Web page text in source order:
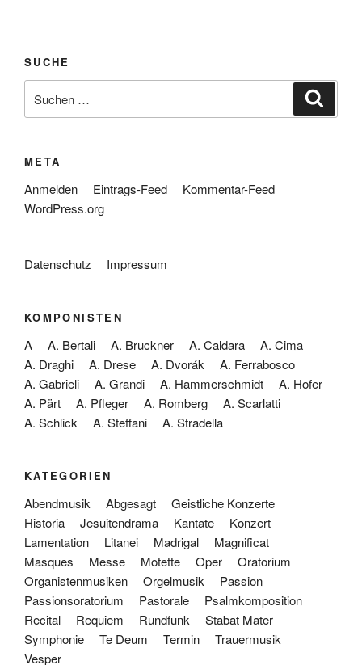
SUCHE
nach:
META
Anmelden Eintrags-Feed
Kommentar-Feed
WordPress.org
Datenschutz Impressum
KOMPONISTEN
A A. Bertali A. Bruckner A. Caldara
A. Cima
A. Draghi
A. Drese A. Dvorák
A. Ferrabosco
A. Gabrieli
A. Grandi A. Hammerschmidt
A. Hofer
A. Pärt
A. Pfleger A. Romberg
A. Scarlatti
A. Schlick
A. Steffani A. Stradella
KATEGORIEN
Abendmusik Abgesagt
Geistliche Konzerte
Historia
Jesuitendrama Kantate
Konzert
Lamentation
Litanei Madrigal
Magnificat
Masques
Messe Motette Oper
Oratorium
Organistenmusiken
Orgelmusik
Passion
Passionsoratorium
Pastorale
Psalmkomposition
Recital
Requiem Rundfunk
Stabat Mater
Symphonie
Te Deum Termin
Trauermusik
Vesper